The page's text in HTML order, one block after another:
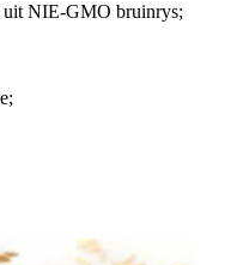
uit NIE-GMO bruinrys;